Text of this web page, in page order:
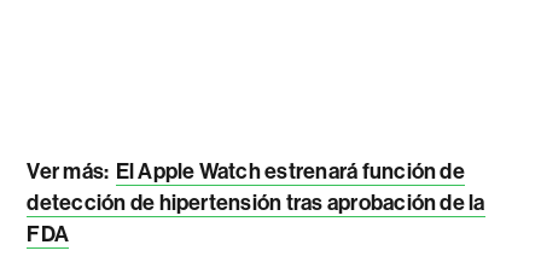
Ver más: El Apple Watch estrenará función de
detección de hipertensión tras aprobación de la
FDA